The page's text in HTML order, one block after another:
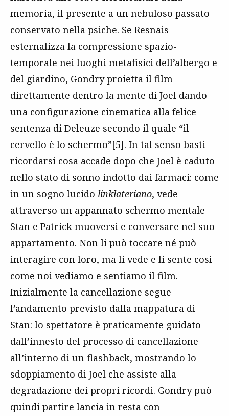
memoria, il presente a un nebuloso passato
conservato nella psiche. Se Resnais
esternalizza la compressione spazio-
temporale nei luoghi metafisici dell’albergo e
del giardino, Gondry proietta il film
direttamente dentro la mente di Joel dando
una configurazione cinematica alla felice
sentenza di Deleuze secondo il quale “il
cervello è lo schermo”[5]. In tal senso basti
ricordarsi cosa accade dopo che Joel è caduto
nello stato di sonno indotto dai farmaci: come
in un sogno lucido linklateriano, vede
attraverso un appannato schermo mentale
Stan e Patrick muoversi e conversare nel suo
appartamento. Non li può toccare né può
interagire con loro, ma li vede e li sente così
come noi vediamo e sentiamo il film.
Inizialmente la cancellazione segue
l’andamento previsto dalla mappatura di
Stan: lo spettatore è praticamente guidato
dall’innesto del processo di cancellazione
all’interno di un flashback, mostrando lo
sdoppiamento di Joel che assiste alla
degradazione dei propri ricordi. Gondry può
quindi partire lancia in resta con